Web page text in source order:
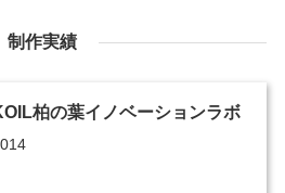
制作実績
柏の葉イノベーションラボ